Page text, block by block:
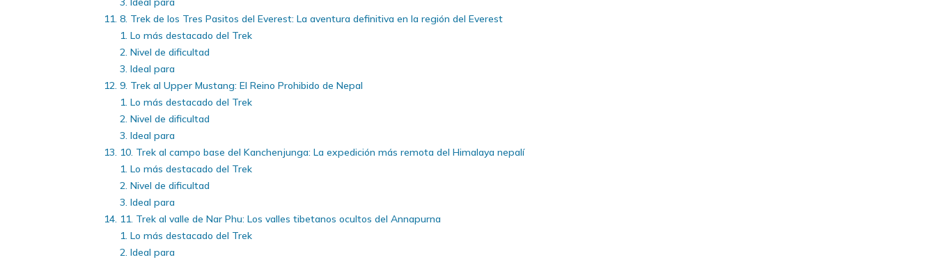
8. Trek de los Tres Pasitos del Everest: La aventura definitiva en la región del Everest
Lo más destacado del Trek
Nivel de dificultad
Ideal para
9. Trek al Upper Mustang: El Reino Prohibido de Nepal
Lo más destacado del Trek
Nivel de dificultad
Ideal para
10. Trek al campo base del Kanchenjunga: La expedición más remota del Himalaya nepalí
Lo más destacado del Trek
Nivel de dificultad
Ideal para
11. Trek al valle de Nar Phu: Los valles tibetanos ocultos del Annapurna
Lo más destacado del Trek
Ideal para